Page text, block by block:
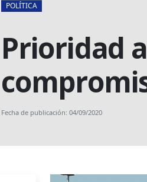
POLÍTICA
Prioridad
Fecha de publicación: 04/09/2020